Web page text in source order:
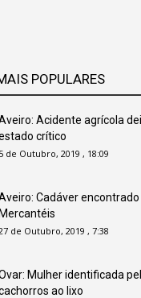
POPULARES
Acidente agrícola
crítico
5 de Outubro, 2019 , 18:09
Cadáver encontrado
Mercantéis
de Outubro, 2019 , 7:38
Mulher identificada
ao lixo